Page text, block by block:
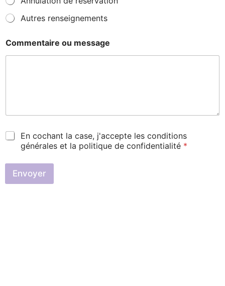
Autres renseignements
Commentaire ou message
C
e
à
En cochant la case, j'accepte les conditions
générales et la politique de confidentialité *
Envoyer